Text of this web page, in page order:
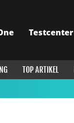
Testcenter
TOP ARTIKEL